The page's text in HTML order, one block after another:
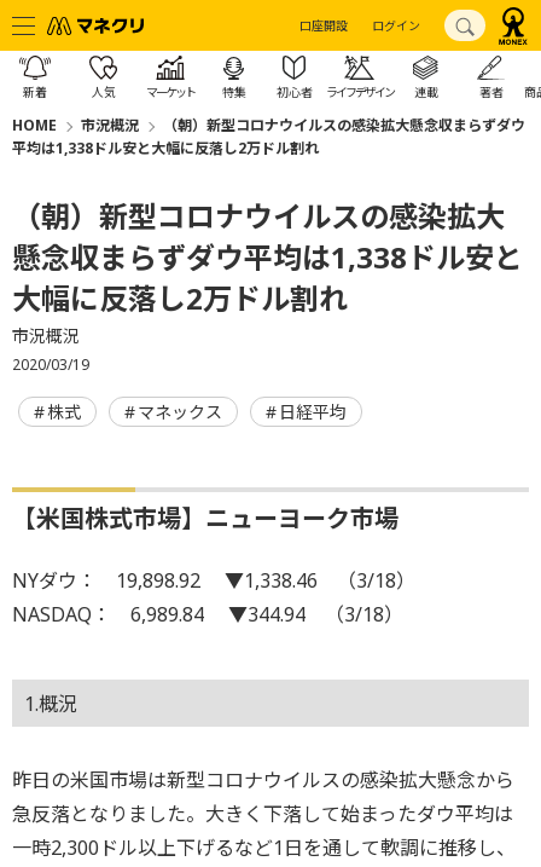
口座開設 ログイン
新着 人気 マーケット 特集 初心者 ライフデザイン 連載 著者 商
HOME 市況概況
（朝）新型コロナウイルスの感染拡大懸念収まらずダウ
平均は1,338ドル安と大幅に反落し2万ドル割れ
（朝）新型コロナウイルスの感染拡大
懸念収まらずダウ平均は1,338ドル安と
大幅に反落し2万ドル割れ
市況概況
2020/03/19
株式 マネックス 日経平均
【米国株式市場】ニューヨーク市場
NYダウ： 19,898.92 ▼1,338.46 （3/18）
NASDAQ： 6,989.84 ▼344.94 （3/18）
1.概況
昨日の米国市場は新型コロナウイルスの感染拡大懸念から
急反落となりました。大きく下落して始まったダウ平均は
一時2,300ドル以上下げるなど1日を通して軟調に推移し、